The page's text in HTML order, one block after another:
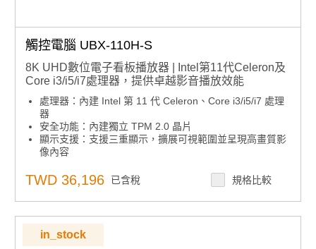
觸控電腦 UBX-110H-S
8K UHD數位電子看板播放器 | Intel第11代Celeron及
Core i3/i5/i7處理器，提供卓越影音播放效能
處理器：內建 Intel 第 11 代 Celeron、Core i3/i5/i7 處理
器
安全功能：內建獨立 TPM 2.0 晶片
顯示支援：支援三重顯示，擴展可視範圍並呈現高畫質影
像內容
影像輸出：透過 1 組 USB-C 輸出支援 8K 解析度；2 組
HDMI 輸出支援 4K 解析度
記憶體：最高支援 64GB（1 x DDR4 3200MHz SO-
DIMM，非 ECC）
安裝方式：多種安裝選項，包括桌上型、VESA 及壁掛安
裝
TWD 36,196 已含稅 規格比較
in_stock